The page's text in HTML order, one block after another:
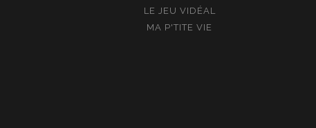
LE JEU VIDÉAL
MA P'TITE VIE